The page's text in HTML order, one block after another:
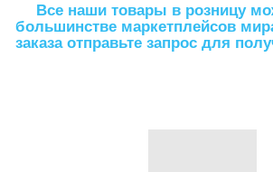
Все наши товары в розницу
большинстве маркетплейсов
заказа отправьте запрос для